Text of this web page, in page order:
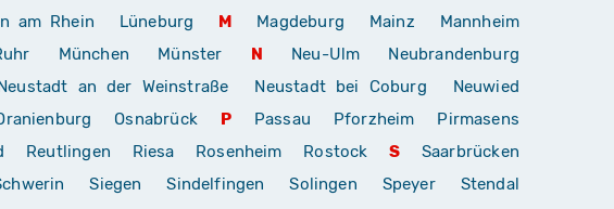
am Rhein Lüneburg M Magdeburg Mainz
Mannheim
München Münster N Neu-Ulm
Neubrandenburg
an der Weinstraße Neustadt bei Coburg
Neuwied
Osnabrück P Passau Pforzheim
Pirmasens
Reutlingen Riesa Rosenheim Rostock S
Saarbrücken
Siegen Sindelfingen Solingen Speyer
Stendal